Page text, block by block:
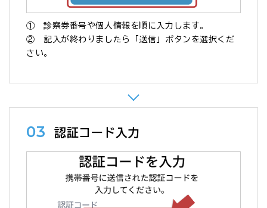
① 診察券番号や個人情報を順に入力します。
② 記入が終わりましたら「送信」ボタンを選択くだ
さい。
03 認証コード入力